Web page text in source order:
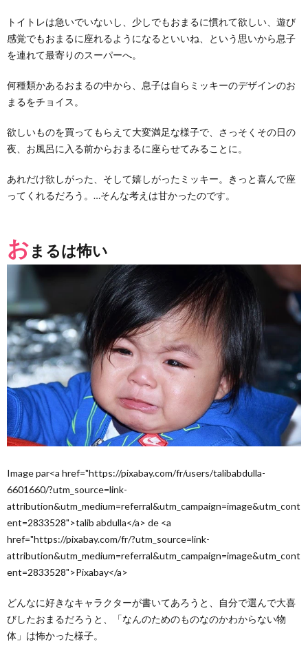
トイトレは急いでいないし、少しでもおまるに慣れて欲しい、遊び
感覚でもおまるに座れるようになるといいね、という思いから息子
を連れて最寄りのスーパーへ。
何種類かあるおまるの中から、息子は自らミッキーのデザインのお
まるをチョイス。
欲しいものを買ってもらえて大変満足な様子で、さっそくその日の
夜、お風呂に入る前からおまるに座らせてみることに。
あれだけ欲しがった、そして嬉しがったミッキー。きっと喜んで座
ってくれるだろう。…そんな考えは甘かったのです。
おまるは怖い
Image par<a href="https://pixabay.com/fr/users/talibabdulla-
6601660/?utm_source=link-
attribution&utm_medium=referral&utm_campaign=image&utm_cont
ent=2833528">talib abdulla</a> de <a
href="https://pixabay.com/fr/?utm_source=link-
attribution&utm_medium=referral&utm_campaign=image&utm_cont
ent=2833528">Pixabay</a>
どんなに好きなキャラクターが書いてあろうと、自分で選んで大喜
びしたおまるだろうと、「なんのためのものなのかわからない物
体」は怖かった様子。